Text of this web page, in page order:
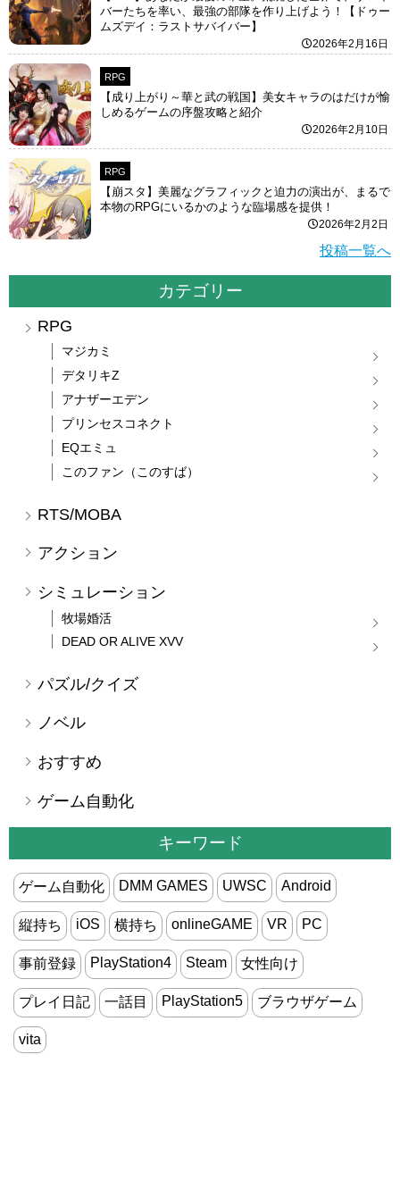
バーたちを率い、最強の部隊を作り上げよう！【ドゥー
ムズデイ：ラストサバイバー】
2026年2月16日
RPG
【成り上がり～華と武の戦国】美女キャラのはだけが愉
しめるゲームの序盤攻略と紹介
2026年2月10日
RPG
【崩スタ】美麗なグラフィックと迫力の演出が、まるで
本物のRPGにいるかのような臨場感を提供！
2026年2月2日
投稿一覧へ
カテゴリー
RPG
マジカミ
デタリキZ
アナザーエデン
プリンセスコネクト
EQエミュ
このファン（このすば）
RTS/MOBA
アクション
シミュレーション
牧場婚活
DEAD OR ALIVE XVV
パズル/クイズ
ノベル
おすすめ
ゲーム自動化
キーワード
ゲーム自動化 DMM GAMES UWSC Android
縦持ち iOS 横持ち onlineGAME VR PC
事前登録 PlayStation4 Steam 女性向け
プレイ日記 一話目 PlayStation5 ブラウザゲーム
vita